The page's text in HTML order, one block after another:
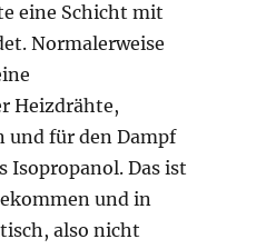
eine Schicht mit
Normalerweise
Heizdrähte,
und für den Dampf
Isopropanol. Das ist
und in
also nicht